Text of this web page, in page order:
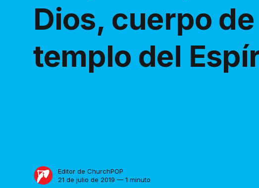
Dios, cuerpo
templo del
Editor de ChurchPOP
21 de julio de 2019 — 1 minuto